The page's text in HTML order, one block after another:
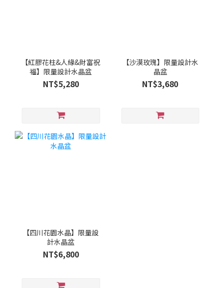
【紅膠花柱&人緣&財富祝
福】限量設計水晶盆
NT$5,280
【沙漠玫瑰】限量設計水
晶盆
NT$3,680
【四川花園水晶】限量設
計水晶盆
NT$6,800